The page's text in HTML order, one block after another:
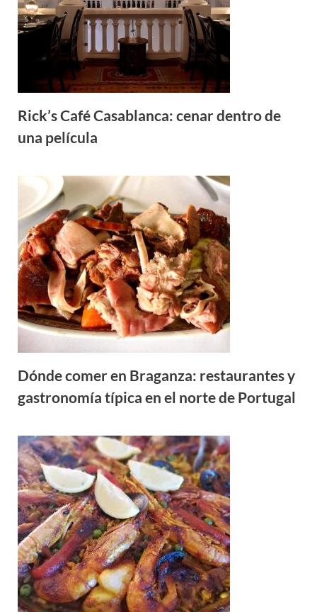
Rick’s Café Casablanca: cenar dentro de
una película
Dónde comer en Braganza: restaurantes y
gastronomía típica en el norte de Portugal